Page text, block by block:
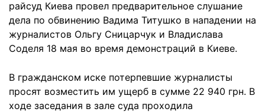
райcуд Киева провел предварительное слушание
дела по обвинению Вадима Титушко в нападении на
журналистов Ольгу Сницарчук и Владислава
Соделя 18 мая во время демонстраций в Киеве.
В гражданском иске потерпевшие журналисты
просят возместить им ущерб в сумме 22 940 грн. В
ходе заседания в зале суда проходила